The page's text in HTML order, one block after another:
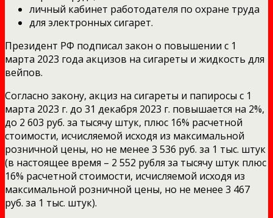
личный кабинет работодателя по охране труда
для электронных сигарет.
Президент РФ подписал закон о повышении с 1
марта 2023 года акцизов на сигареты и жидкость для
вейпов.
Согласно закону, акциз на сигареты и папиросы с 1
марта 2023 г. до 31 декабря 2023 г. повышается на 2%,
до 2 603 руб. за тысячу штук, плюс 16% расчетной
стоимости, исчисляемой исходя из максимальной
розничной цены, но не менее 3 536 руб. за 1 тыс. штук
(в настоящее время – 2 552 рубля за тысячу штук плюс
16% расчетной стоимости, исчисляемой исходя из
максимальной розничной цены, но не менее 3 467
руб. за 1 тыс. штук).